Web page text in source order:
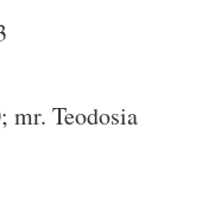
mr. Teodosia